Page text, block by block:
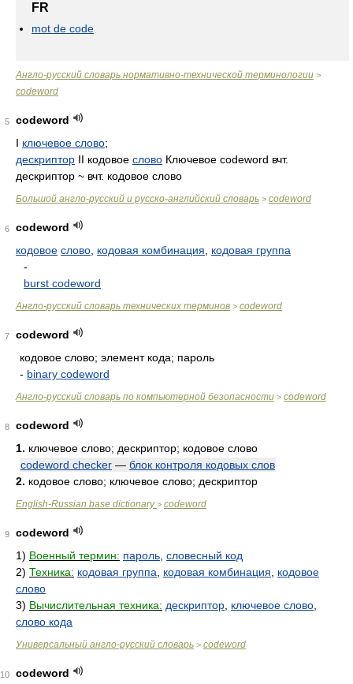
FR
mot de code
Англо-русский словарь нормативно-технической терминологии >
codeword
5
codeword
I ключевое слово;
дескриптор II кодовое слово Ключевое codeword вчт.
дескриптор ~ вчт. кодовое слово
Большой англо-русский и русско-английский словарь > codeword
6
codeword
кодовое слово кодовая комбинация
кодовая группа
-
burst codeword
Англо-русский словарь технических терминов > codeword
7
codeword
кодовое слово; элемент кода; пароль
- binary codeword
Англо-русский словарь по компьютерной безопасности > codeword
8
codeword
1. ключевое слово; дескриптор; кодовое слово
codeword checker — блок контроля кодовых слов
2. кодовое слово; ключевое слово; дескриптор
English-Russian base dictionary> codeword
9
codeword
1) Военный термин: пароль словесный код
2) Техника: кодовая группа кодовая комбинация
кодовое
слово
3) Вычислительная техника: дескриптор ключевое слово
слово кода
Универсальный англо-русский словарь > codeword
10
codeword